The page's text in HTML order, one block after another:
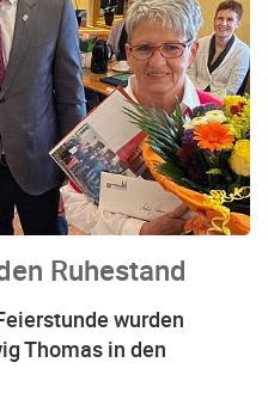
Ruhestand
wurden
Thomas in den